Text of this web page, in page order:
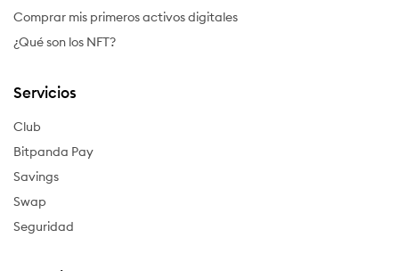
Comprar mis primeros activos digitales
¿Qué son los NFT?
Servicios
Club
Bitpanda Pay
Savings
Swap
Seguridad